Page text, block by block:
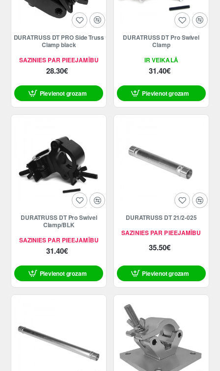
SAZINIES PAR PIEEJAMĪBU
DURATRUSS DT PRO Side Truss
Clamp black
28.30€
Pievienot grozam
IR VEIKALĀ
DURATRUSS DT Pro Swivel
Clamp
31.40€
Pievienot grozam
SAZINIES PAR PIEEJAMĪBU
DURATRUSS DT Pro Swivel
Clamp/BLK
31.40€
Pievienot grozam
SAZINIES PAR PIEEJAMĪBU
DURATRUSS DT 21/2-025
35.50€
Pievienot grozam